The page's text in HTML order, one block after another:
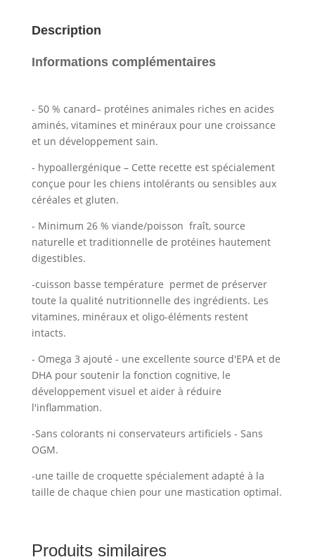
Description
Informations complémentaires
- 50 % canard– protéines animales riches en acides
aminés, vitamines et minéraux pour une croissance
et un développement sain.
- hypoallergénique – Cette recette est spécialement
conçue pour les chiens intolérants ou sensibles aux
céréales et gluten.
- Minimum 26 % viande/poisson fraît, source
naturelle et traditionnelle de protéines hautement
digestibles.
-cuisson basse température permet de préserver
toute la qualité nutritionnelle des ingrédients. Les
vitamines, minéraux et oligo-éléments restent
intacts.
- Omega 3 ajouté - une excellente source d'EPA et de
DHA pour soutenir la fonction cognitive, le
développement visuel et aider à réduire
l'inflammation.
-Sans colorants ni conservateurs artificiels - Sans
OGM.
-une taille de croquette spécialement adapté à la
taille de chaque chien pour une mastication optimal.
Produits similaires